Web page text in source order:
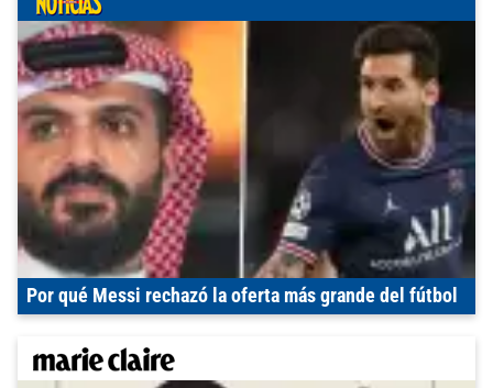
Por qué Messi rechazó la oferta más grande del fútbol